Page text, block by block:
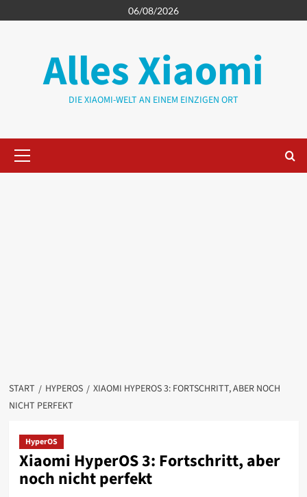
Inhalt
06/08/2026
Alles Xiaomi
DIE XIAOMI-WELT AN EINEM EINZIGEN ORT
Menü
START HYPEROS
XIAOMI HYPEROS 3: FORTSCHRITT, ABER NOCH
NICHT PERFEKT
HyperOS
Xiaomi HyperOS 3: Fortschritt, aber
noch nicht perfekt